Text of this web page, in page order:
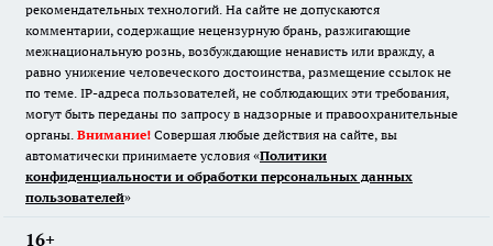
рекомендательных технологий. На сайте не допускаются
комментарии, содержащие нецензурную брань, разжигающие
межнациональную рознь, возбуждающие ненависть или вражду, а
равно унижение человеческого достоинства, размещение ссылок не
по теме. IP-адреса пользователей, не соблюдающих эти требования,
могут быть переданы по запросу в надзорные и правоохранительные
органы. Внимание! Совершая любые действия на сайте, вы
автоматически принимаете условия «Политики
конфиденциальности и обработки персональных данных
пользователей»
16+